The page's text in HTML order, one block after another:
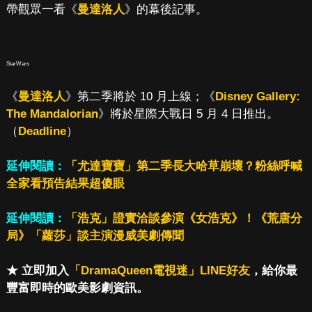
帶觀眾一看《曼達洛人》的幕後記事。
StarWars
《曼達洛人》第二季將於 10 月上線；《Disney Gallery:
The Mandalorian》將於星際大戰日 5 月 4 日推出。
（Deadline）
延伸閱讀：
「尤達寶寶」第二季長大哈草崩壞？粉絲呼喊
全家看預告結果超傻眼
延伸閱讀：
「浩克」證實洽談參演《女浩克》！《荒唐分
局》「蘿莎」談主演漫威美劇傳聞
★ 立即加入 「DramaQueen電視迷」LINE好友，給你最
豐富即時的歐美影劇資訊。